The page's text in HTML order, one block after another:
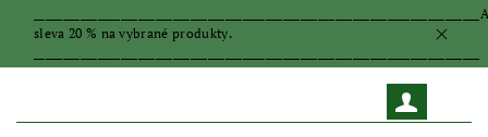
sleva 20 % na vybrané produkty.